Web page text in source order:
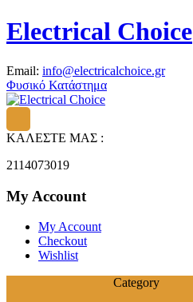
Electrical Choice
Email: info@electricalchoice.gr
Φυσικό Κατάστημα
ΚΑΛΕΣΤΕ ΜΑΣ :
2114073019
My Account
My Account
Checkout
Wishlist
Category